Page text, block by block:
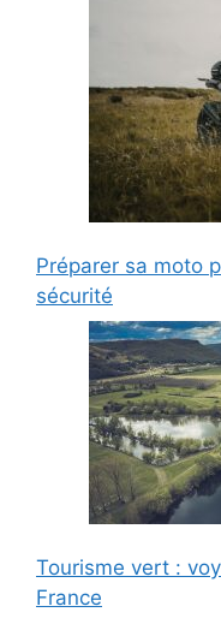
Préparer sa moto
sécurité
Tourisme vert :
France